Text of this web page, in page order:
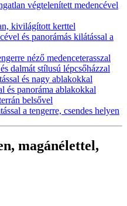
magánélettel,